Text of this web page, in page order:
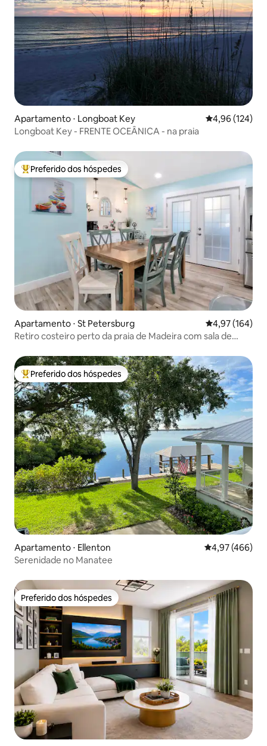
Apartamento ⋅ Longboat Key 4,96 de uma
4,96 (124)
Longboat Key - FRENTE OCEÂNICA - na praia
Entre os melhores preferidos dos hóspedes
Preferido dos hóspedes
Apartamento ⋅ St Petersburg 4,97 de uma
4,97 (164)
Retiro costeiro perto da praia de Madeira com sala de
Entre os melhores preferidos dos hóspedes
Preferido dos hóspedes
Apartamento ⋅ Ellenton 4,97 de uma
4,97 (466)
Serenidade no Manatee
Preferido dos hóspedes
Preferido dos hóspedes